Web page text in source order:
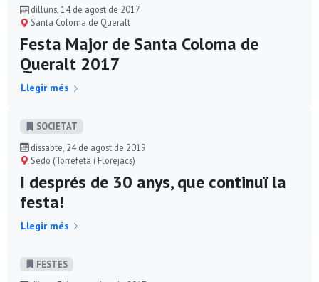
dilluns, 14 de agost de 2017
Santa Coloma de Queralt
Festa Major de Santa Coloma de
Queralt 2017
Llegir més
SOCIETAT
dissabte, 24 de agost de 2019
Sedó (Torrefeta i Florejacs)
I després de 30 anys, que continuï la
festa!
Llegir més
FESTES